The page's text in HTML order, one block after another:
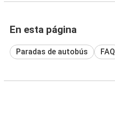
En esta página
Paradas de autobús FAQ